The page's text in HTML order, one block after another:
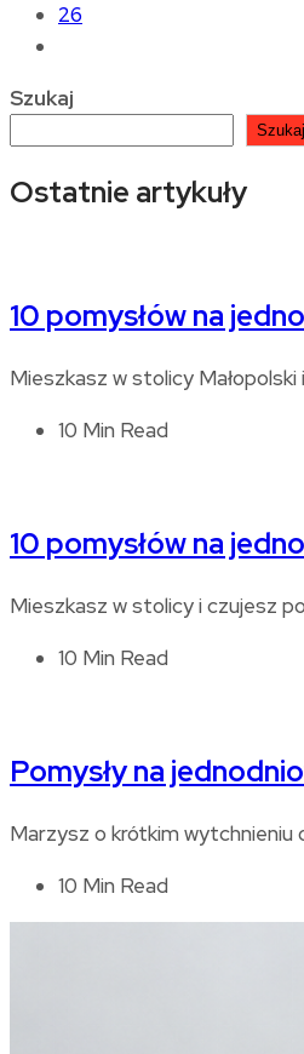
26
Szukaj
Szukaj
Ostatnie artykuły
10 pomysłów na
Mieszkasz w stolicy
10 Min Read
10 pomysłów na
Mieszkasz w stolicy i czujesz
10 Min Read
Pomysły na
Marzysz o krótkim wytchnieniu
10 Min Read